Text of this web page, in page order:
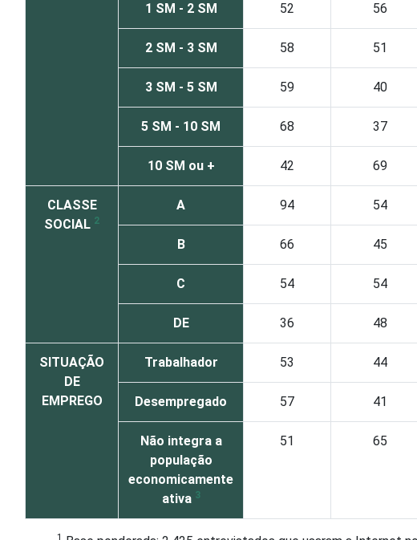
1 SM - 2 SM 52 56
2 SM - 3 SM 58 51
3 SM - 5 SM 59 40
5 SM - 10 SM 68 37
10 SM ou + 42 69
CLASSE
SOCIAL 2
A 94 54
B 66 45
C 54 54
DE 36 48
SITUAÇÃO
DE
EMPREGO
Trabalhador 53 44
Desempregado 57 41
Não integra a
população
economicamente
ativa 3
51 65
1